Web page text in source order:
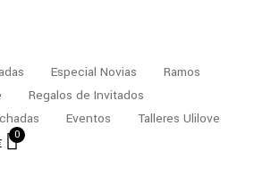
Especial Novias
Ramos
Regalos de Invitados
Eventos
Talleres Ulilove
0